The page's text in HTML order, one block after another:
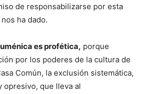
de responsabilizarse por esta
ha dado.
es profética, porque
por los poderes de la cultura de
Común, la exclusión sistemática,
opresivo, que lleva al